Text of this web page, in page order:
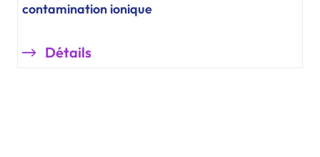
contamination ionique
Détails